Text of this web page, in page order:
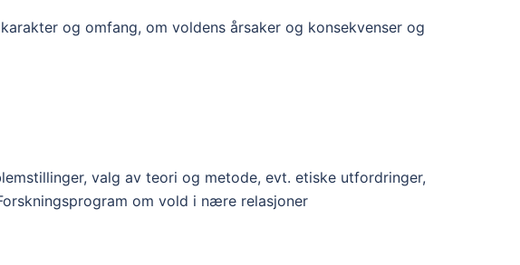
og omfang, om voldens årsaker og konsekvenser og
valg av teori og metode, evt. etiske utfordringer,
om vold i nære relasjoner